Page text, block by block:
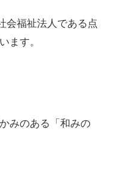
会福祉法人である点
ます。
みのある「和みの